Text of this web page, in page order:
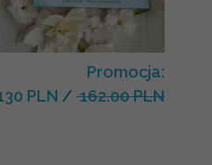
Promocja:
PLN / 162.00 PLN